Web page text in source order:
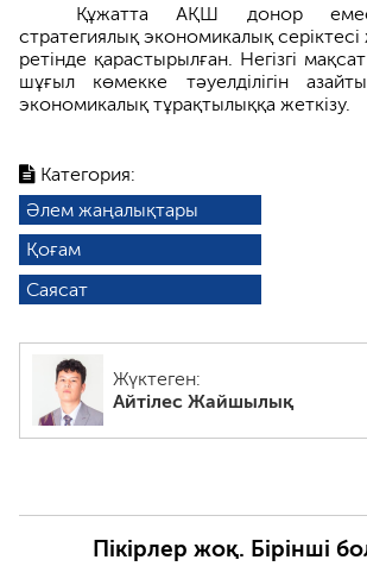
Категория:
Әлем жаңалықтары
Қоғам
Саясат
Жүктеген:
Айтілес Жайшылық
Құжатта АҚШ донор
стратегиялық экономикалық
ретінде қарастырылған. Негізгі
шұғыл көмекке тәуелділігін
экономикалық тұрақтылыққа жеткізу.
Пікірлер жоқ. Бірінші